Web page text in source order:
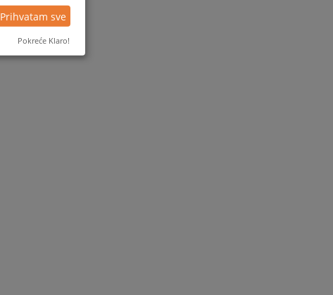
Prihvatam sve
Pokreće Klaro!